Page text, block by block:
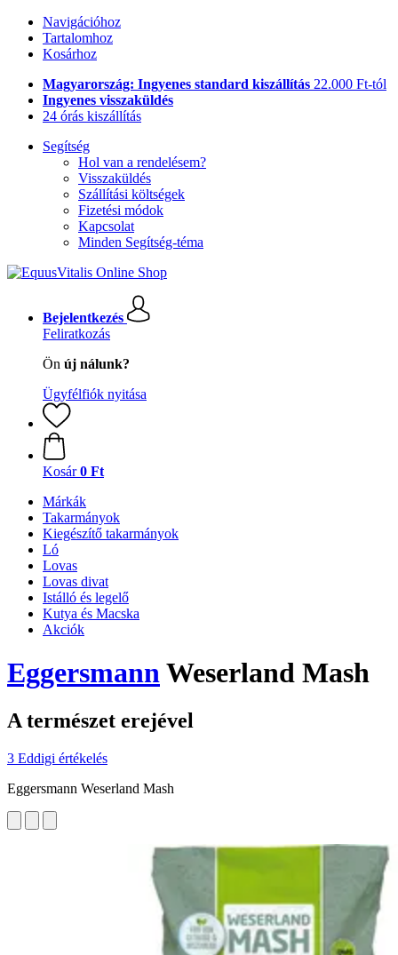
Navigációhoz
Tartalomhoz
Kosárhoz
Magyarország: Ingyenes standard kiszállítás 22.000 Ft-tól
Ingyenes visszaküldés
24 órás kiszállítás
Segítség
Hol van a rendelésem?
Visszaküldés
Szállítási költségek
Fizetési módok
Kapcsolat
Minden Segítség-téma
Bejelentkezés
Feliratkozás
Ön új nálunk?
Ügyfélfiók nyitása
Kosár 0 Ft
Márkák
Takarmányok
Kiegészítő takarmányok
Ló
Lovas
Lovas divat
Istálló és legelő
Kutya és Macska
Akciók
EggersmannWeserland Mash
A természet erejével
3 Eddigi értékelés
Eggersmann Weserland Mash